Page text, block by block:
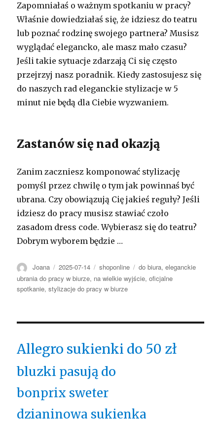
Zapomniałaś o ważnym spotkaniu w pracy?
Właśnie dowiedziałaś się, że idziesz do teatru
lub poznać rodzinę swojego partnera? Musisz
wyglądać elegancko, ale masz mało czasu?
Jeśli takie sytuacje zdarzają Ci się często
przejrzyj nasz poradnik. Kiedy zastosujesz się
do naszych rad eleganckie stylizacje w 5
minut nie będą dla Ciebie wyzwaniem.
Zastanów się nad okazją
Zanim zaczniesz komponować stylizację
pomyśl przez chwilę o tym jak powinnaś być
ubrana. Czy obowiązują Cię jakieś reguły? Jeśli
idziesz do pracy musisz stawiać czoło
zasadom dress code. Wybierasz się do teatru?
Dobrym wyborem będzie …
Autor
Joana Opublikowano
2025-07-14 Kategorie
shoponline Tagi
do biura,eleganckie
ubrania do pracy w biurze, na wielkie wyjście,oficjalne
spotkanie,stylizacje do pracy w biurze
Allegro sukienki do 50 zł
bluzki pasują do
bonprix sweter
dzianinowa sukienka